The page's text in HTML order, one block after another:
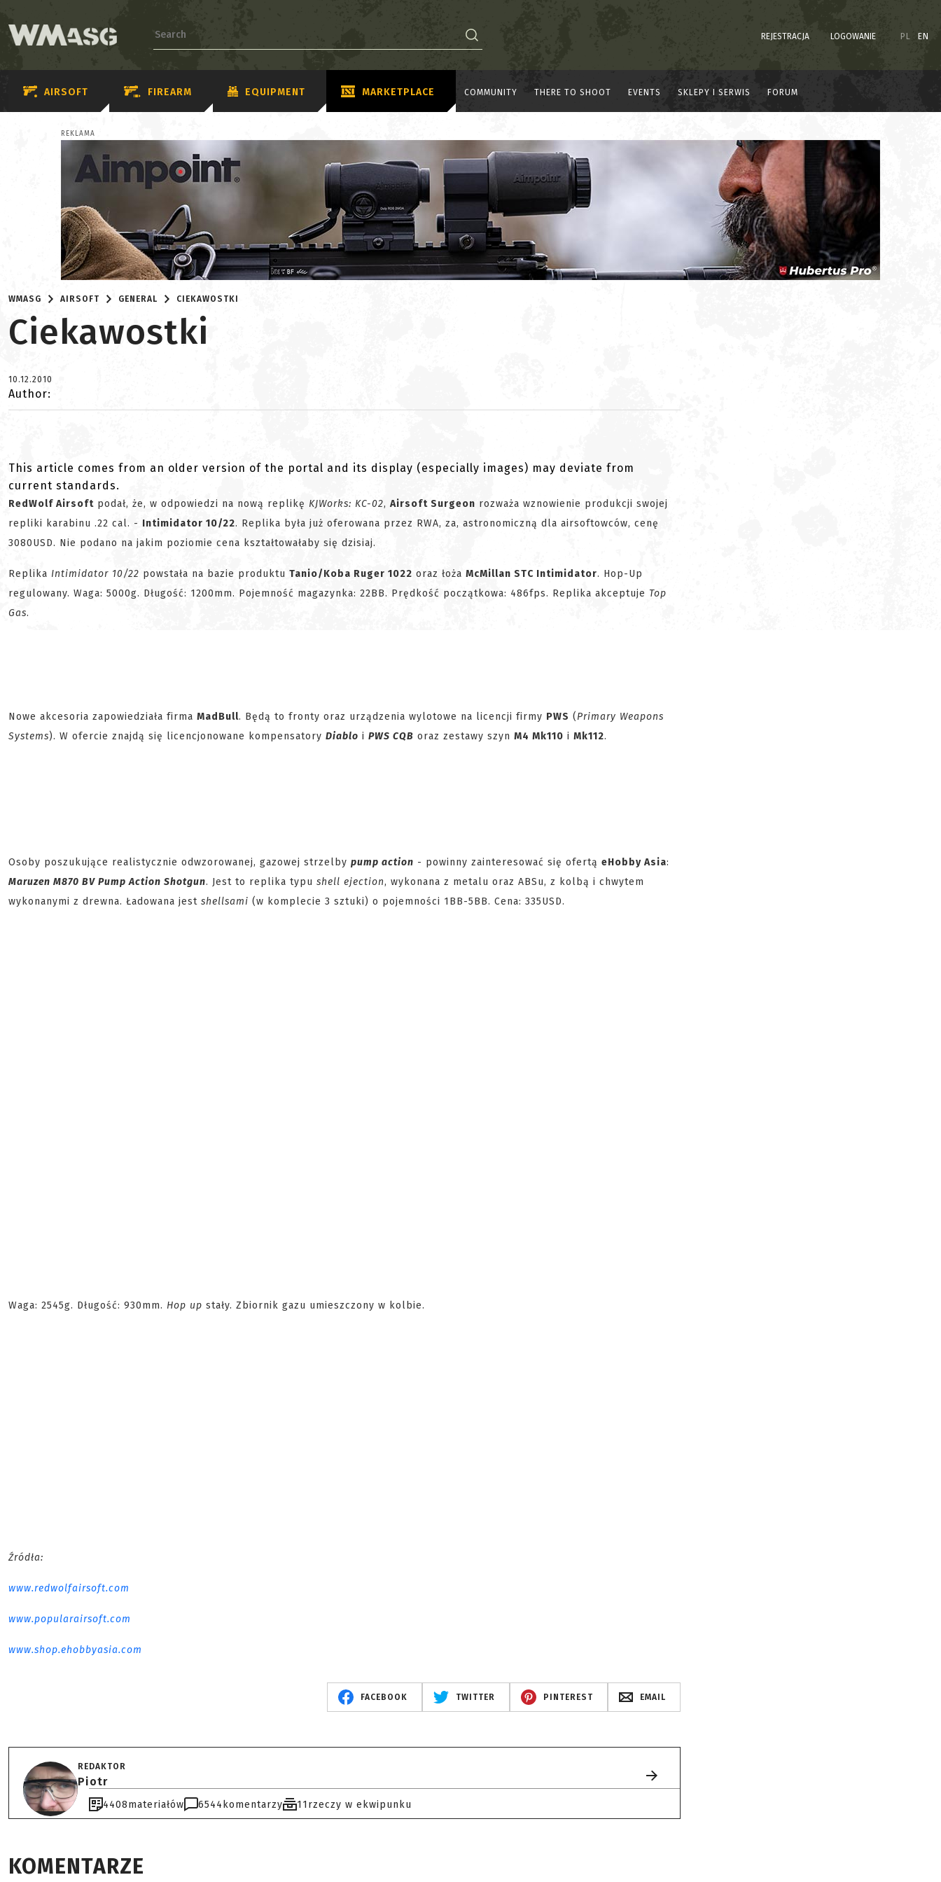
REJESTRACJA LOGOWANIE PL EN
AIRSOFT FIREARM EQUIPMENT MARKETPLACE COMMUNITY THERE TO SHOOT EVENTS SKLEPY I SERWIS FORUM
REKLAMA
WMASG AIRSOFT GENERAL CIEKAWOSTKI
Ciekawostki
10.12.2010
Author:
This article comes from an older version of the portal and its display (especially images) may deviate from
current standards.
RedWolf Airsoft podał, że, w odpowiedzi na nową replikę KJWorks: KC-02, Airsoft Surgeon rozważa wznowienie produkcji swojej
repliki karabinu .22 cal. - Intimidator 10/22. Replika była już oferowana przez RWA, za, astronomiczną dla airsoftowców, cenę
3080USD. Nie podano na jakim poziomie cena kształtowałaby się dzisiaj.
Replika Intimidator 10/22 powstała na bazie produktu Tanio/Koba Ruger 1022 oraz łoża McMillan STC Intimidator. Hop-Up
regulowany. Waga: 5000g. Długość: 1200mm. Pojemność magazynka: 22BB. Prędkość początkowa: 486fps. Replika akceptuje Top
Gas.
Nowe akcesoria zapowiedziała firma MadBull. Będą to fronty oraz urządzenia wylotowe na licencji firmy PWS (Primary Weapons
Systems). W ofercie znajdą się licencjonowane kompensatory Diablo i PWS CQB oraz zestawy szyn M4 Mk110 i Mk112.
Osoby poszukujące realistycznie odwzorowanej, gazowej strzelby pump action - powinny zainteresować się ofertą eHobby Asia:
Maruzen M870 BV Pump Action Shotgun. Jest to replika typu shell ejection, wykonana z metalu oraz ABSu, z kolbą i chwytem
wykonanymi z drewna. Ładowana jest shellsami (w komplecie 3 sztuki) o pojemności 1BB-5BB. Cena: 335USD.
Waga: 2545g. Długość: 930mm. Hop up stały. Zbiornik gazu umieszczony w kolbie.
Źródła:
www.redwolfairsoft.com
www.popularairsoft.com
www.shop.ehobbyasia.com
FACEBOOK TWITTER PINTEREST EMAIL
REDAKTOR
Piotr
4408materiałów 6544 komentarzy 11rzeczy w ekwipunku
KOMENTARZE